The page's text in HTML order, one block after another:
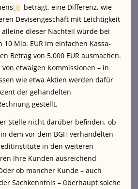
[i] beträgt, eine Differenz, wie
Devisengeschäft mit Leichtigkeit
dieser Nachteil würde bei
10 Mio. EUR im einfachen Kassa-
Betrag von 5.000 EUR ausmachen.
von etwaigen Kommissionen – in
wie etwa Aktien werden dafür
der gehandelten
gestellt.
Stelle nicht darüber befinden, ob
dem vor dem BGH verhandelten
in den weiteren
ihre Kunden ausreichend
ob mancher Kunde – auch
Sachkenntnis – überhaupt solche